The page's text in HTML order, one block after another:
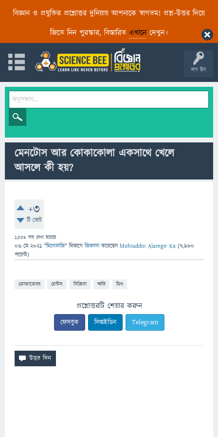
বিজ্ঞান ও প্রযুক্তির প্রশ্নোত্তর দুনিয়ায় আপনাকে স্বাগতম! প্রশ্ন-উত্তর দিয়ে
জিতে নিন পুরস্কার, বিস্তারিত এখানেদেখুন।
লগ ইন
মেনটোস আর কোকাকোলা একসাথে খেলে
আসলে কী হয়?
+3
টি ভোট
1,559 বার দেখা হয়েছে
06 মে 2021 "মিথোলজি" বিভাগে জিজ্ঞাসাকরেছেনMohiuddin Alamgir Ka (7,980
পয়েন্ট)
কোকাকোলা মেন্টস বিক্রিয়া ক্ষতি মিথ
প্রশ্নোত্তরটি শেয়ার করুন
ফেসবুক লিঙ্কইডিন Telegram